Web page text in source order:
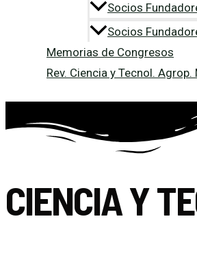
Socios
Socios
Memorias de Congresos
Rev. Ciencia y Tecnol. Agrop.
CIENCIA Y